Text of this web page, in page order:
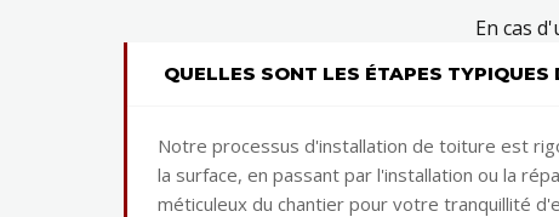
En cas
QUELLES SONT LES ÉTAPES
Notre processus d'installation de toiture est
la surface, en passant par l'installation ou la
méticuleux du chantier pour votre tranquillité